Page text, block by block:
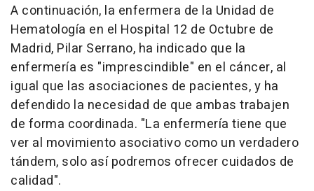
A continuación, la enfermera de la Unidad de
Hematología en el Hospital 12 de Octubre de
Madrid, Pilar Serrano, ha indicado que la
enfermería es "imprescindible" en el cáncer, al
igual que las asociaciones de pacientes, y ha
defendido la necesidad de que ambas trabajen
de forma coordinada. "La enfermería tiene que
ver al movimiento asociativo como un verdadero
tándem, solo así podremos ofrecer cuidados de
calidad".